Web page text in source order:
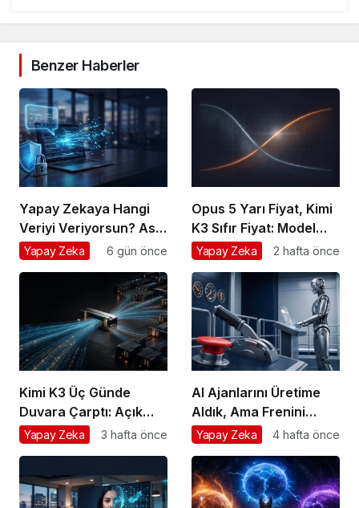
Benzer Haberler
Yapay Zekaya Hangi
Veriyi Veriyorsun? Asıl
Risk Ürettiğin Değil,
Yapay Zeka 6 gün önce
Opus 5 Yarı Fiyat, Kimi
K3 Sıfır Fiyat: Model
Artık Rekabet Avantajın
Yapay Zeka 2 hafta önce
Kimi K3 Üç Günde
Duvara Çarptı: Açık
Model Yarışında Asıl
Yapay Zeka 3 hafta önce
AI Ajanlarını Üretime
Aldık, Ama Frenini
Takmayı Unuttuk
Yapay Zeka 4 hafta önce